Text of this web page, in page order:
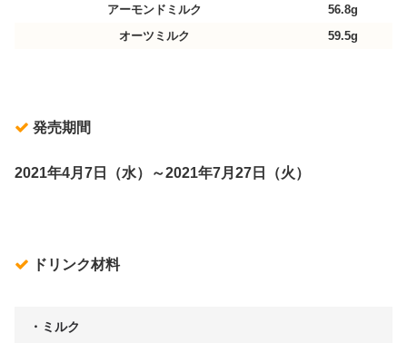
アーモンドミルク
56.8g
オーツミルク
59.5g
発売期間
2021年4月7日（水）～2021年7月27日（火）
ドリンク材料
・ミルク